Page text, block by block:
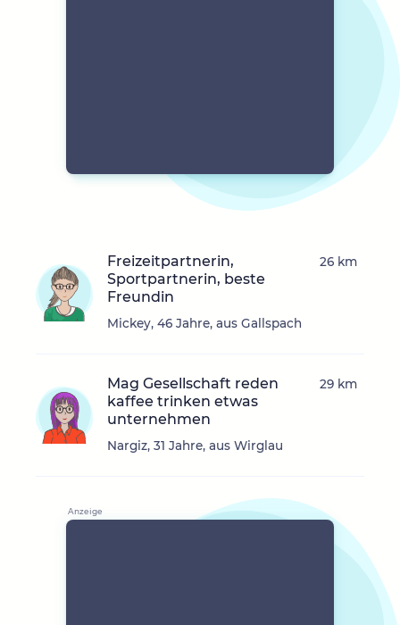
Freizeitpartnerin,
Sportpartnerin, beste
Freundin
Mickey, 46 Jahre, aus Gallspach
26 km
Mag Gesellschaft reden
kaffee trinken etwas
unternehmen
Nargiz, 31 Jahre, aus Wirglau
29 km